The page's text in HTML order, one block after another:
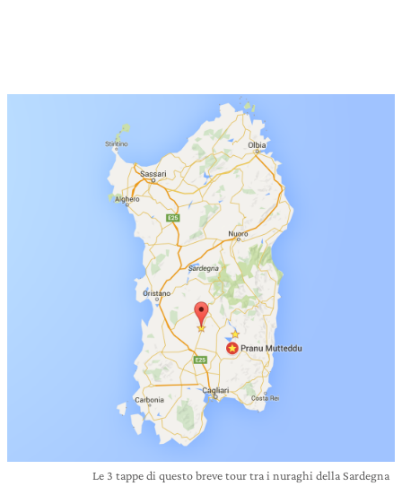
Le 3 tappe di questo breve tour tra i nuraghi della Sardegna